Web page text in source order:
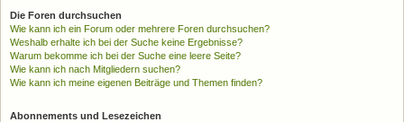
Die Foren durchsuchen
Wie kann ich ein Forum oder mehrere Foren durchsuchen?
Weshalb erhalte ich bei der Suche keine Ergebnisse?
Warum bekomme ich bei der Suche eine leere Seite?
Wie kann ich nach Mitgliedern suchen?
Wie kann ich meine eigenen Beiträge und Themen finden?
Abonnements und Lesezeichen